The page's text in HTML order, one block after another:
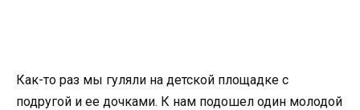
Как-то раз мы гуляли на детской площадке с
подругой и ее дочками. К нам подошел один молодой